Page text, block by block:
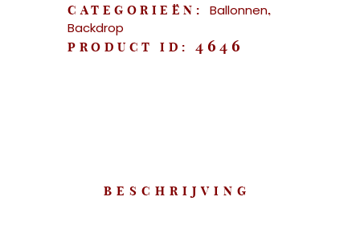
CATEGORIEËN: Ballonnen,
Backdrop
PRODUCT ID: 4646
BESCHRIJVING